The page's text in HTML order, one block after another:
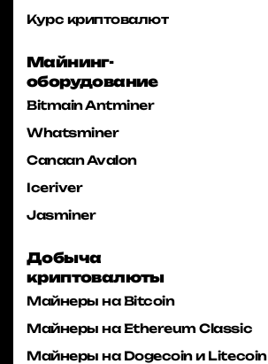
Курс криптовалют
Майнинг-
оборудование
Bitmain Antminer
Whatsminer
Canaan Avalon
Iceriver
Jasminer
Добыча
криптовалюты
Майнеры на Bitcoin
Майнеры на Ethereum Classic
Майнеры на Dogecoin и Litecoin